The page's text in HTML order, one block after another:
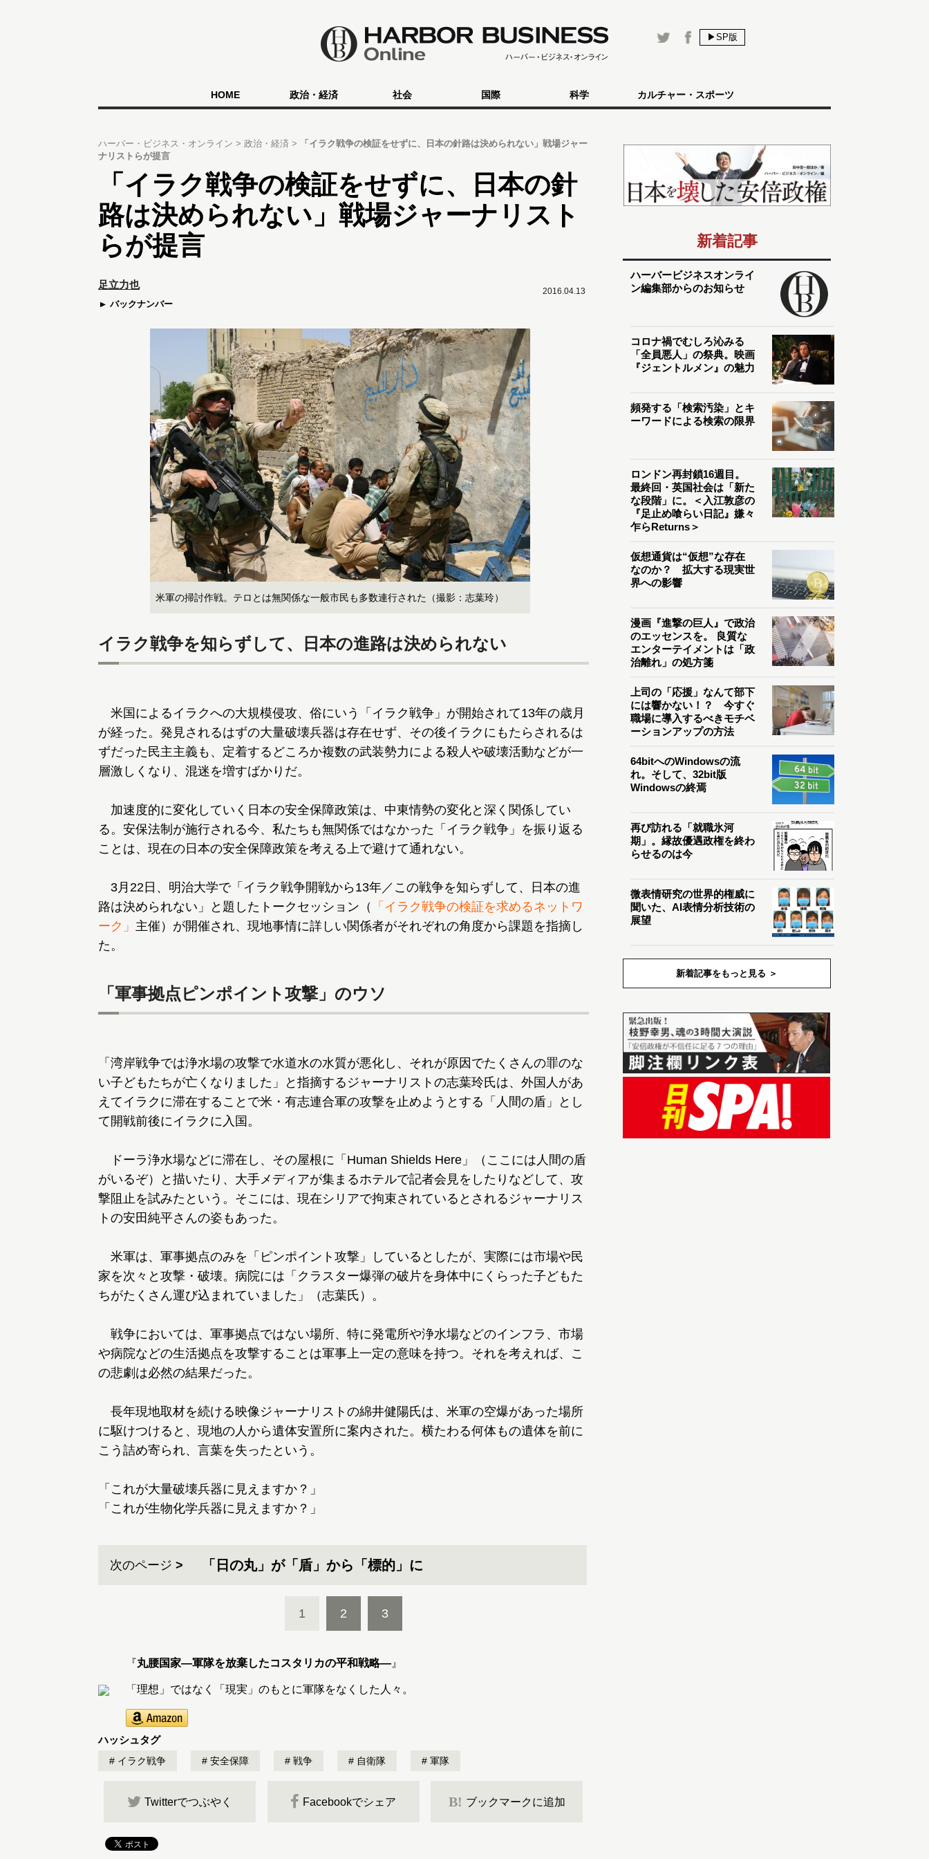
▶SP版
HOME 政治・経済 社会 国際 科学 カルチャー・スポーツ
ハーバー・ビジネス・オンライン 政治・経済
「イラク戦争の検証をせずに、日本の針路は決められない」戦場ジャー
ナリストらが提言
「イラク戦争の検証をせずに、日本の針
路は決められない」戦場ジャーナリスト
らが提言
2016.04.13
足立力也
バックナンバー
米軍の掃討作戦。テロとは無関係な一般市民も多数連行された（撮影：志葉玲）
イラク戦争を知らずして、日本の進路は決められない
米国によるイラクへの大規模侵攻、俗にいう「イラク戦争」が開始されて13年の歳月
が経った。発見されるはずの大量破壊兵器は存在せず、その後イラクにもたらされるは
ずだった民主主義も、定着するどころか複数の武装勢力による殺人や破壊活動などが一
層激しくなり、混迷を増すばかりだ。
加速度的に変化していく日本の安全保障政策は、中東情勢の変化と深く関係してい
る。安保法制が施行される今、私たちも無関係ではなかった「イラク戦争」を振り返る
ことは、現在の日本の安全保障政策を考える上で避けて通れない。
3月22日、明治大学で「イラク戦争開戦から13年／この戦争を知らずして、日本の進
路は決められない」と題したトークセッション（
「イラク戦争の検証を求めるネットワ
ーク」 主催）が開催され、現地事情に詳しい関係者がそれぞれの角度から課題を指摘し
た。
「軍事拠点ピンポイント攻撃」のウソ
「湾岸戦争では浄水場の攻撃で水道水の水質が悪化し、それが原因でたくさんの罪のな
い子どもたちが亡くなりました」と指摘するジャーナリストの志葉玲氏は、外国人があ
えてイラクに滞在することで米・有志連合軍の攻撃を止めようとする「人間の盾」とし
て開戦前後にイラクに入国。
ドーラ浄水場などに滞在し、その屋根に「Human Shields Here」（ここには人間の盾
がいるぞ）と描いたり、大手メディアが集まるホテルで記者会見をしたりなどして、攻
撃阻止を試みたという。そこには、現在シリアで拘束されているとされるジャーナリス
トの安田純平さんの姿もあった。
米軍は、軍事拠点のみを「ピンポイント攻撃」しているとしたが、実際には市場や民
家を次々と攻撃・破壊。病院には「クラスター爆弾の破片を身体中にくらった子どもた
ちがたくさん運び込まれていました」（志葉氏）。
戦争においては、軍事拠点ではない場所、特に発電所や浄水場などのインフラ、市場
や病院などの生活拠点を攻撃することは軍事上一定の意味を持つ。それを考えれば、こ
の悲劇は必然の結果だった。
長年現地取材を続ける映像ジャーナリストの綿井健陽氏は、米軍の空爆があった場所
に駆けつけると、現地の人から遺体安置所に案内された。横たわる何体もの遺体を前に
こう詰め寄られ、言葉を失ったという。
「これが大量破壊兵器に見えますか？」
「これが生物化学兵器に見えますか？」
次のページ 「日の丸」が「盾」から「標的」に
1 2 3
『丸腰国家―軍隊を放棄したコスタリカの平和戦略― 』
「理想」ではなく「現実」のもとに軍隊をなくした人々。
ハッシュタグ
イラク戦争 安全保障 戦争 自衛隊 軍隊
Twitterでつぶやく Facebookでシェア B! ブックマークに追加
新着記事
ハーバービジネスオンライ
ン編集部からのお知らせ
コロナ禍でむしろ沁みる
「全員悪人」の祭典。映画
『ジェントルメン』の魅力
頻発する「検索汚染」とキ
ーワードによる検索の限界
ロンドン再封鎖16週目。
最終回・英国社会は「新た
な段階」に。＜入江敦彦の
『足止め喰らい日記』嫌々
乍らReturns＞
仮想通貨は“仮想”な存在
なのか？ 拡大する現実世
界への影響
漫画『進撃の巨人』で政治
のエッセンスを。 良質な
エンターテイメントは「政
治離れ」の処方箋
上司の「応援」なんて部下
には響かない！？ 今すぐ
職場に導入するべきモチベ
ーションアップの方法
64bitへのWindowsの流
れ。そして、32bit版
Windowsの終焉
再び訪れる「就職氷河
期」。縁故優遇政権を終わ
らせるのは今
微表情研究の世界的権威に
聞いた、AI表情分析技術の
展望
新着記事をもっと見る